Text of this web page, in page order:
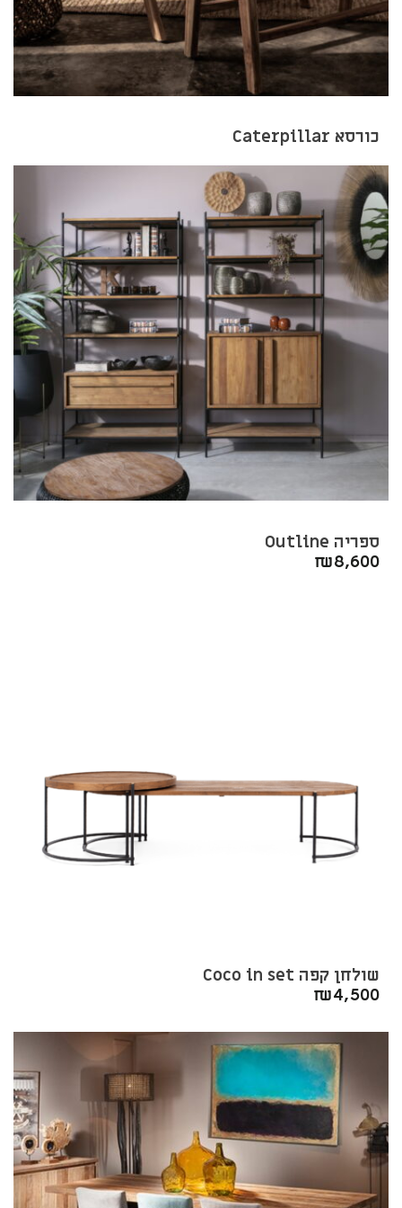
כורסא Caterpillar
ספריה Outline
₪8,600
שולחן קפה Coco in set
₪4,500